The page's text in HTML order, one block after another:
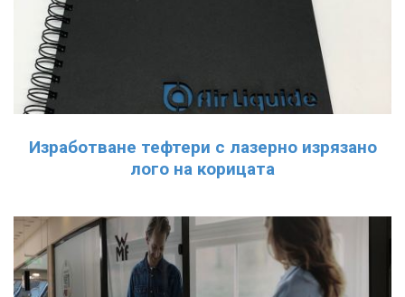
Изработване тефтери с лазерно изрязано
лого на корицата